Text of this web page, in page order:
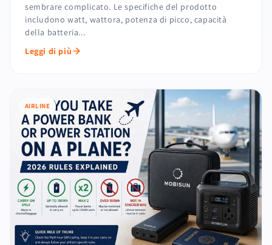
sembrare complicato. Le specifiche del prodotto
includono watt, wattora, potenza di picco, capacità
della batteria...
Leggi di più
AIRLINE